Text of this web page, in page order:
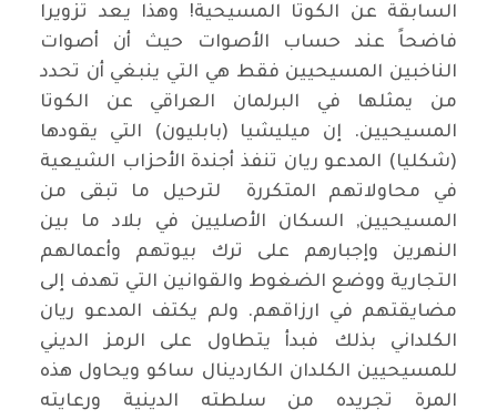
السابقة عن الكوتا المسيحية! وهذا يعد تزويرا
فاضحاً عند حساب الأصوات حيث أن أصوات
الناخبين المسيحيين فقط هي التي ينبغي أن تحدد
من يمثلها في البرلمان العراقي عن الكوتا
المسيحيين. إن ميليشيا (بابليون) التي يقودها
(شكليا) المدعو ريان تنفذ أجندة الأحزاب الشيعية
في محاولاتهم المتكررة لترحيل ما تبقى من
المسيحيين, السكان الأصليين في بلاد ما بين
النهرين وإجبارهم على ترك بيوتهم وأعمالهم
التجارية ووضع الضغوط والقوانين التي تهدف إلى
مضايقتهم في ارزاقهم. ولم يكتف المدعو ريان
الكلداني بذلك فبدأ يتطاول على الرمز الديني
للمسيحيين الكلدان الكاردينال ساكو ويحاول هذه
المرة تجريده من سلطته الدينية ورعايته